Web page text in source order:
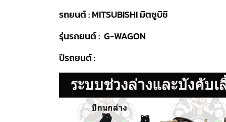
รถยนต์ : MITSUBISHI มิตซูบิชิ
รุ่นรถยนต์ : G-WAGON
ปีรถยนต์ :